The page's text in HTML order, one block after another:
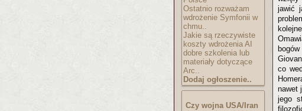
Ostatnio rozważam
wdrożenie Symfonii w
chmu..
Jakie są rzeczywiste
koszty wdrożenia AI
dobre szkolenia lub
materiały dotyczące
Arc..
Dodaj ogłoszenie..
Czy wojna USA/Iran
jawić
co
nawet
jego